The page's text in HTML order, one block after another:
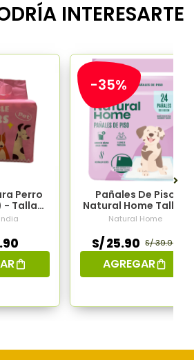
INTERESARTE
Perro
- Talla
-35%
Pañales De Piso
Natural Home Talla L
(60x60cm) - 24
Natural Home
S/ 39.90
S/ 25.90
AGREGAR